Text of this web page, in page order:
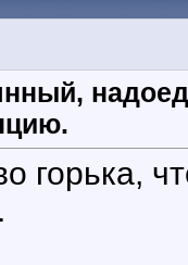
горька,